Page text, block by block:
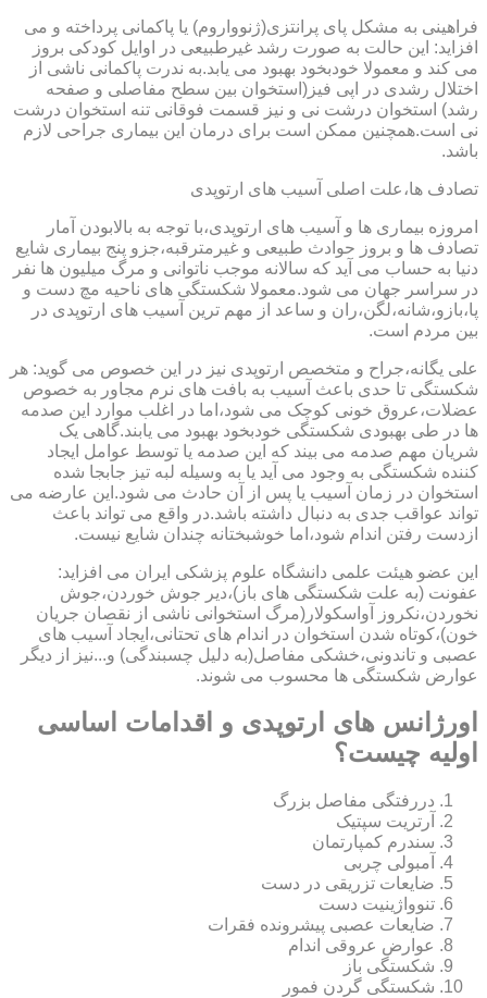
فراهینی به مشکل پای پرانتزی(ژنوواروم) یا پاکمانی پرداخته و می
افزاید: این حالت به صورت رشد غیرطبیعی در اوایل کودکی بروز
می کند و معمولا خودبخود بهبود می یابد.به ندرت پاکمانی ناشی از
اختلال رشدی در اپی فیز(استخوان بین سطح مفاصلی و صفحه
رشد) استخوان درشت نی و نیز قسمت فوقانی تنه استخوان درشت
نی است.همچنین ممکن است برای درمان این بیماری جراحی لازم
باشد.
تصادف ها،علت اصلی آسیب های ارتوپدی
امروزه بیماری ها و آسیب های ارتوپدی،با توجه به بالابودن آمار
تصادف ها و بروز حوادث طبیعی و غیرمترقبه،جزو پنج بیماری شایع
دنیا به حساب می آید که سالانه موجب ناتوانی و مرگ میلیون ها نفر
در سراسر جهان می شود.معمولا شکستگی های ناحیه مچ دست و
پا،بازو،شانه،لگن،ران و ساعد از مهم ترین آسیب های ارتوپدی در
بین مردم است.
علی یگانه،جراح و متخصص ارتوپدی نیز در این خصوص می گوید: هر
شکستگی تا حدی باعث آسیب به بافت های نرم مجاور به خصوص
عضلات،عروق خونی کوچک می شود،اما در اغلب موارد این صدمه
ها در طی بهبودی شکستگی خودبخود بهبود می یابند.گاهی یک
شریان مهم صدمه می بیند که این صدمه یا توسط عوامل ایجاد
کننده شکستگی به وجود می آید یا به وسیله لبه تیز جابجا شده
استخوان در زمان آسیب یا پس از آن حادث می شود.این عارضه می
تواند عواقب جدی به دنبال داشته باشد.در واقع می تواند باعث
ازدست رفتن اندام شود،اما خوشبختانه چندان شایع نیست.
این عضو هیئت علمی دانشگاه علوم پزشکی ایران می افزاید:
عفونت (به علت شکستگی های باز)،دیر جوش خوردن،جوش
نخوردن،نکروز آواسکولار(مرگ استخوانی ناشی از نقصان جریان
خون)،کوتاه شدن استخوان در اندام های تحتانی،ایجاد آسیب های
عصبی و تاندونی،خشکی مفاصل(به دلیل چسبندگی) و...نیز از دیگر
عوارض شکستگی ها محسوب می شوند.
اورژانس های ارتوپدی و اقدامات اساسی
اولیه چیست؟
دررفتگی مفاصل بزرگ
آرتریت سپتیک
سندرم کمپارتمان
آمبولی چربی
ضایعات تزریقی در دست
تنوواژینیت دست
ضایعات عصبی پیشرونده فقرات
عوارض عروقی اندام
شکستگی باز
شکستگی گردن فمور